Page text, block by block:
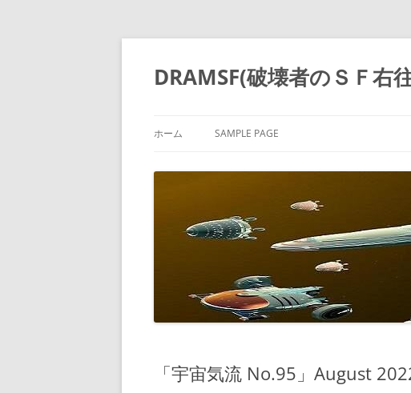
コ
ン
ツ
ッ
DRAMSF(破壊者のＳＦ右
ホーム SAMPLE PAGE
「宇宙気流 No.95」August